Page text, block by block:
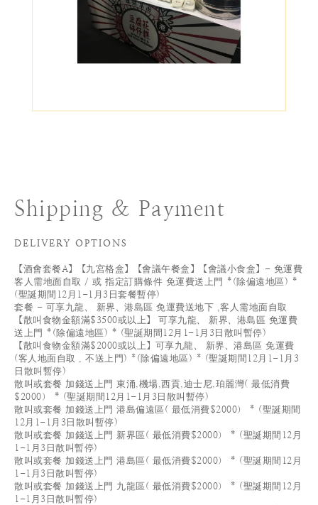
Shipping & Payment
DELIVERY OPTIONS
【酒會套餐A】【九宮格盒】【會議午餐盒】【會議小食盒】- 免運費
客人需地面自取 / 或 指定訂購條件 免運費送上門 *(除偏遠地區) *
(聖誕期間12月1-1月3日套餐暫停)
套餐 - 可享九龍、 新界、港島區 免運費送地下 ,客人需地面自取
【散叫食物金額滿$3500或以上】 可享九龍、 新界、港島區 免運費
送上門 *(除偏遠地區) * (聖誕期間12月1-1月3日散叫暫停)
【散叫食物金額滿$2000或以上】可享九龍、 新界、港島區 免運費
(客人地面自取 , 不送上門) *(除偏遠地區) * (聖誕期間12月1-1月3
日散叫暫停)
散叫或套餐 加錢送上門 東涌,機場,西貢,迪士尼,珀麗灣( 最低消費
$2000） * (聖誕期間12月1-1月3日散叫暫停)
散叫或套餐 加錢送上門 港島偏遠區( 最低消費$2000） * (聖誕期間
12月1-1月3日散叫暫停)
散叫或套餐 加錢送上門 新界區( 最低消費$2000） * (聖誕期間12月
1-1月3日散叫暫停)
散叫或套餐 加錢送上門 港島區( 最低消費$2000） * (聖誕期間12月
1-1月3日散叫暫停)
散叫或套餐 加錢送上門 九龍區( 最低消費$2000） * (聖誕期間12月
1-1月3日散叫暫停)